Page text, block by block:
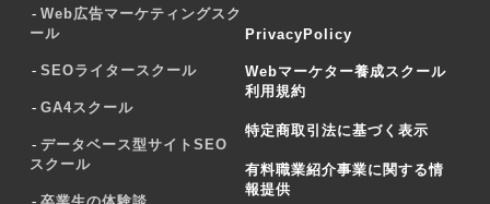
Web広告マーケティングスク
ール
SEOライタースクール
GA4スクール
データベース型サイトSEO
スクール
PrivacyPolicy
Webマーケター養成スクール
利用規約
特定商取引法に基づく表示
有料職業紹介事業に関する情
報提供